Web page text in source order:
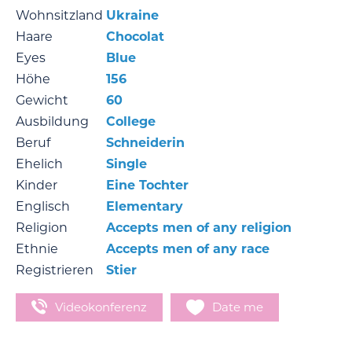
Wohnsitzland Ukraine
Haare
Chocolat
Eyes
Blue
Höhe
156
Gewicht
60
Ausbildung
Сollege
Beruf
Schneiderin
Ehelich
Single
Kinder
Eine Tochter
Englisch
Elementary
Religion
Accepts men of any religion
Ethnie
Accepts men of any race
Registrieren
Stier
Videokonferenz Date me